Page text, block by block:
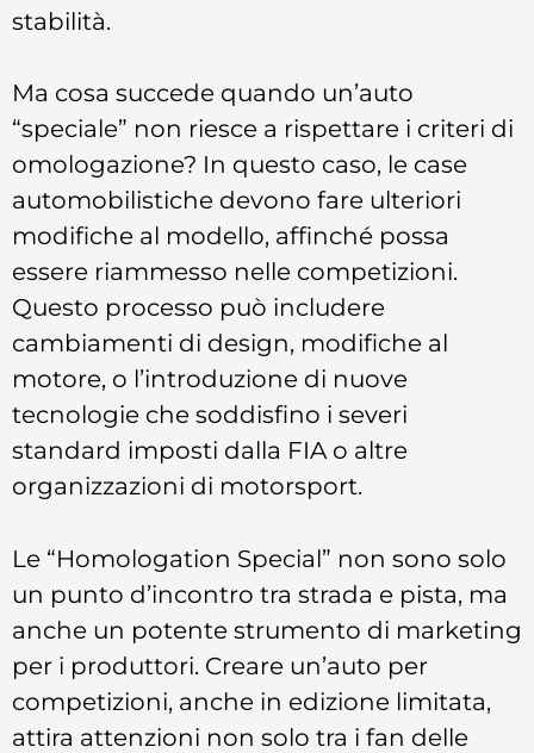
stabilità.
Ma cosa succede quando un’auto
“speciale” non riesce a rispettare i criteri di
omologazione? In questo caso, le case
automobilistiche devono fare ulteriori
modifiche al modello, affinché possa
essere riammesso nelle competizioni.
Questo processo può includere
cambiamenti di design, modifiche al
motore, o l’introduzione di nuove
tecnologie che soddisfino i severi
standard imposti dalla FIA o altre
organizzazioni di motorsport.
Le “Homologation Special” non sono solo
un punto d’incontro tra strada e pista, ma
anche un potente strumento di marketing
per i produttori. Creare un’auto per
competizioni, anche in edizione limitata,
attira attenzioni non solo tra i fan delle